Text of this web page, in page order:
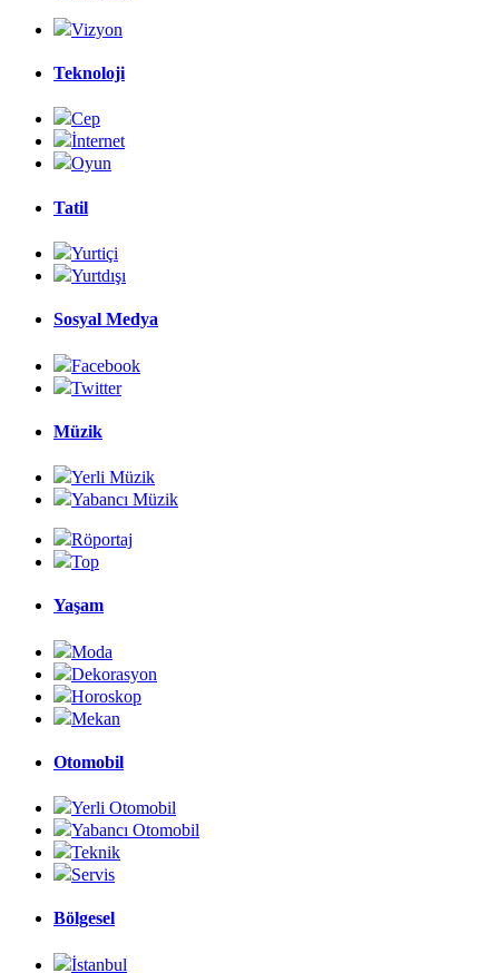
Vizyon
Teknoloji
Cep
İnternet
Oyun
Tatil
Yurtiçi
Yurtdışı
Sosyal Medya
Facebook
Twitter
Müzik
Yerli Müzik
Yabancı Müzik
Röportaj
Top
Yaşam
Moda
Dekorasyon
Horoskop
Mekan
Otomobil
Yerli Otomobil
Yabancı Otomobil
Teknik
Servis
Bölgesel
İstanbul